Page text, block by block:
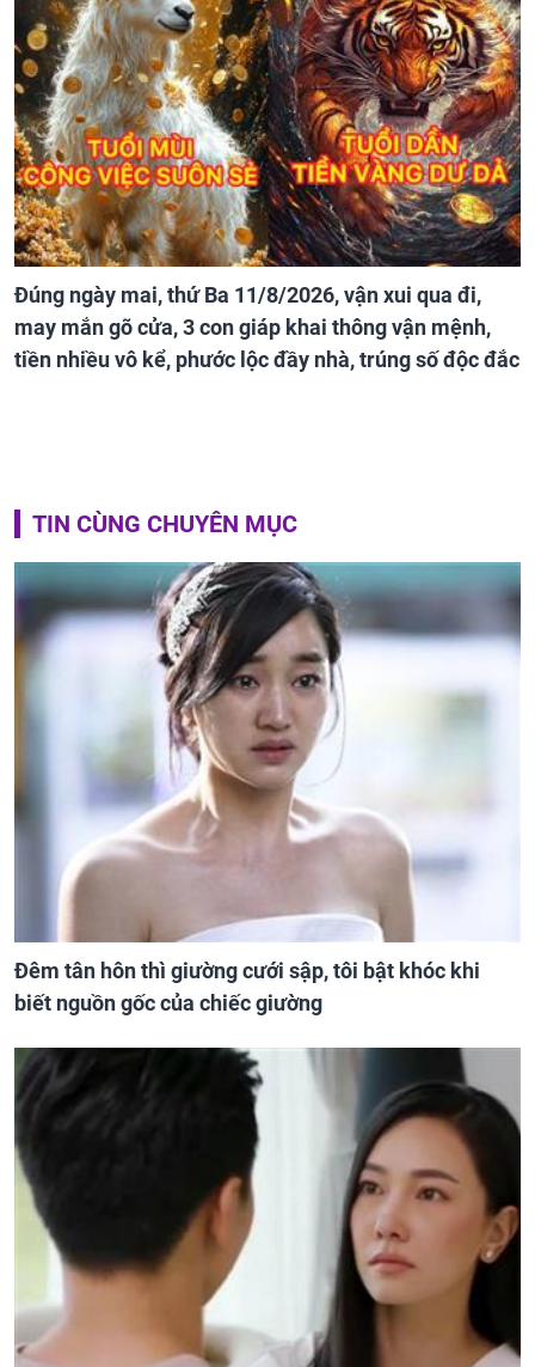
Đúng ngày mai, thứ Ba 11/8/2026, vận xui qua đi,
may mắn gõ cửa, 3 con giáp khai thông vận mệnh,
tiền nhiều vô kể, phước lộc đầy nhà, trúng số độc đắc
TIN CÙNG CHUYÊN MỤC
Đêm tân hôn thì giường cưới sập, tôi bật khóc khi
biết nguồn gốc của chiếc giường